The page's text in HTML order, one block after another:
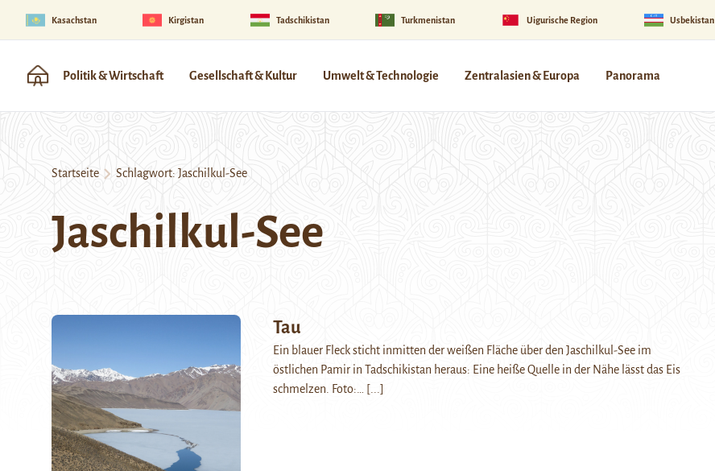
Kasachstan Kirgistan Tadschikistan Turkmenistan Uigurische Region Usbekistan
Politik & Wirtschaft Gesellschaft & Kultur Umwelt & Technologie Zentralasien & Europa Panorama
Startseite Schlagwort: Jaschilkul-See
Jaschilkul-See
Tau
Ein blauer Fleck sticht inmitten der weißen Fläche über den Jaschilkul-See im
östlichen Pamir in Tadschikistan heraus: Eine heiße Quelle in der Nähe lässt das Eis
schmelzen. Foto:…
[...]